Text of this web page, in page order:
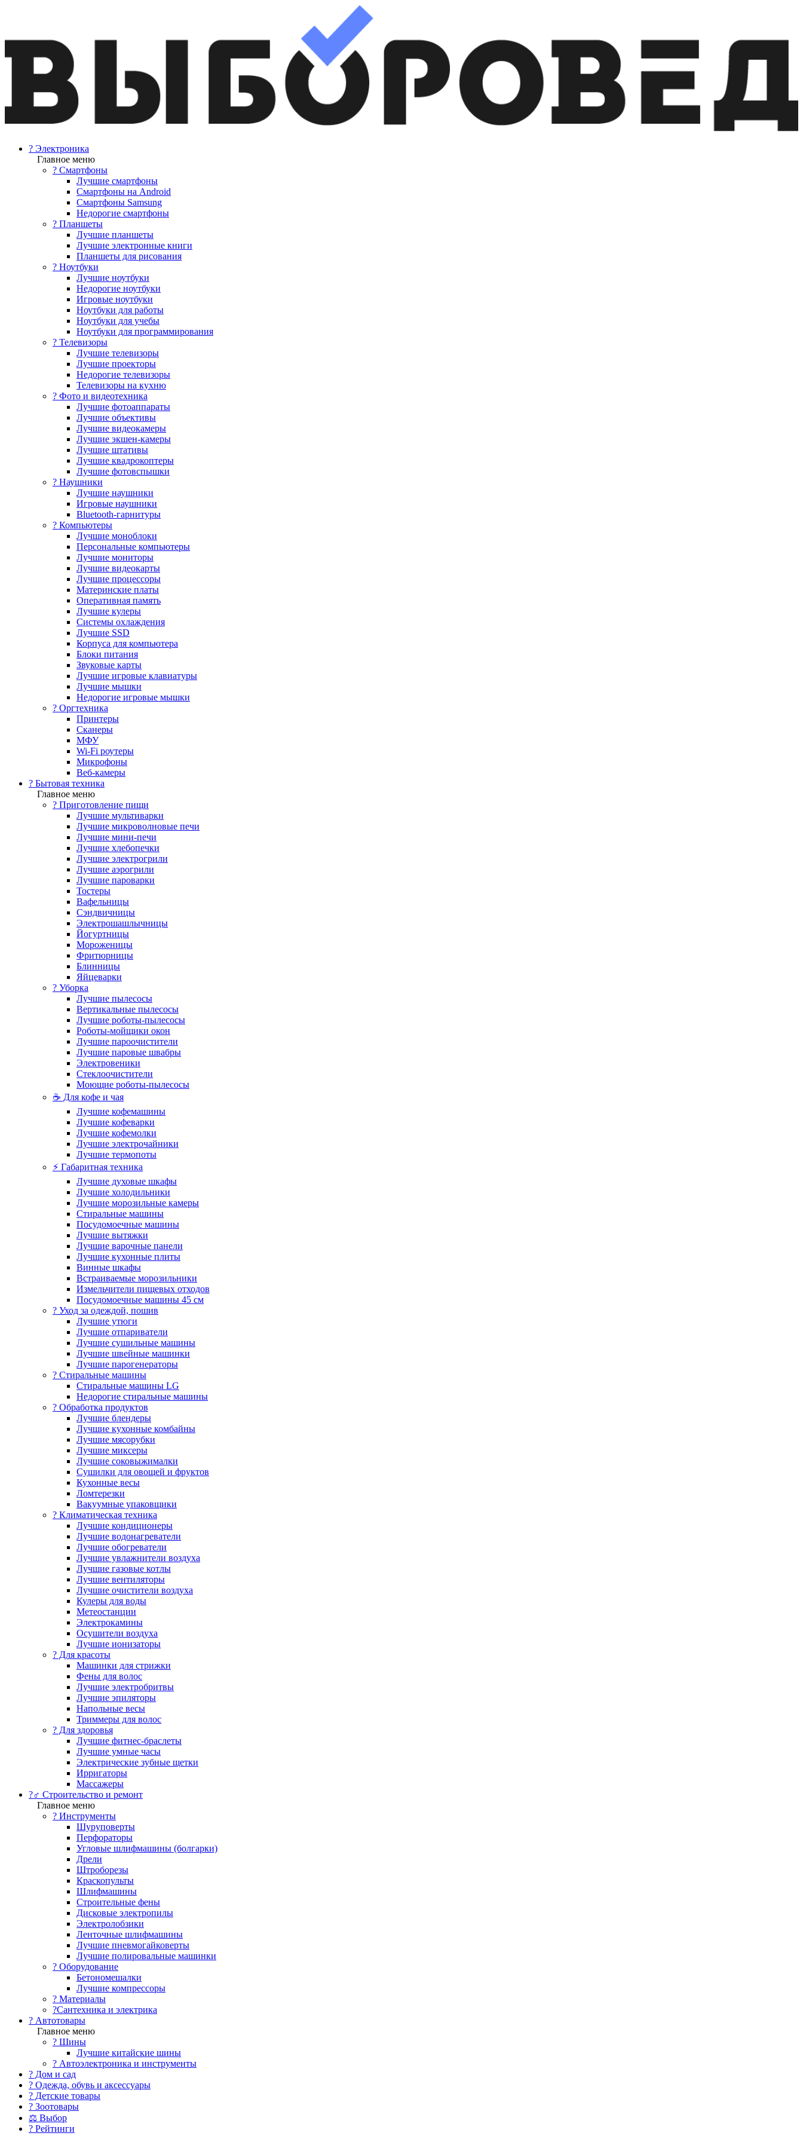
? Электроника
Главное меню
? Смартфоны
Лучшие смартфоны
Смартфоны на Android
Смартфоны Samsung
Недорогие смартфоны
? Планшеты
Лучшие планшеты
Лучшие электронные книги
Планшеты для рисования
? Ноутбуки
Лучшие ноутбуки
Недорогие ноутбуки
Игровые ноутбуки
Ноутбуки для работы
Ноутбуки для учебы
Ноутбуки для программирования
? Телевизоры
Лучшие телевизоры
Лучшие проекторы
Недорогие телевизоры
Телевизоры на кухню
? Фото и видеотехника
Лучшие фотоаппараты
Лучшие объективы
Лучшие видеокамеры
Лучшие экшен-камеры
Лучшие штативы
Лучшие квадрокоптеры
Лучшие фотовспышки
? Наушники
Лучшие наушники
Игровые наушники
Bluetooth-гарнитуры
?️ Компьютеры
Лучшие моноблоки
Персональные компьютеры
Лучшие мониторы
Лучшие видеокарты
Лучшие процессоры
Материнские платы
Оперативная память
Лучшие кулеры
Системы охлаждения
Лучшие SSD
Корпуса для компьютера
Блоки питания
Звуковые карты
Лучшие игровые клавиатуры
Лучшие мышки
Недорогие игровые мышки
?️ Оргтехника
Принтеры
Сканеры
МФУ
Wi-Fi роутеры
Микрофоны
Веб-камеры
? Бытовая техника
Главное меню
? Приготовление пищи
Лучшие мультиварки
Лучшие микроволновые печи
Лучшие мини-печи
Лучшие хлебопечки
Лучшие электрогрили
Лучшие аэрогрили
Лучшие пароварки
Тостеры
Вафельницы
Сэндвичницы
Электрошашлычницы
Йогуртницы
Мороженицы
Фритюрницы
Блинницы
Яйцеварки
? Уборка
Лучшие пылесосы
Вертикальные пылесосы
Лучшие роботы-пылесосы
Роботы-мойщики окон
Лучшие пароочистители
Лучшие паровые швабры
Электровеники
Стеклоочистители
Моющие роботы-пылесосы
☕ Для кофе и чая
Лучшие кофемашины
Лучшие кофеварки
Лучшие кофемолки
Лучшие электрочайники
Лучшие термопоты
⚡ Габаритная техника
Лучшие духовые шкафы
Лучшие холодильники
Лучшие морозильные камеры
Стиральные машины
Посудомоечные машины
Лучшие вытяжки
Лучшие варочные панели
Лучшие кухонные плиты
Винные шкафы
Встраиваемые морозильники
Измельчители пищевых отходов
Посудомоечные машины 45 см
? Уход за одеждой, пошив
Лучшие утюги
Лучшие отпариватели
Лучшие сушильные машины
Лучшие швейные машинки
Лучшие парогенераторы
? Стиральные машины
Стиральные машины LG
Недорогие стиральные машины
? Обработка продуктов
Лучшие блендеры
Лучшие кухонные комбайны
Лучшие мясорубки
Лучшие миксеры
Лучшие соковыжималки
Сушилки для овощей и фруктов
Кухонные весы
Ломтерезки
Вакуумные упаковщики
?️ Климатическая техника
Лучшие кондиционеры
Лучшие водонагреватели
Лучшие обогреватели
Лучшие увлажнители воздуха
Лучшие газовые котлы
Лучшие вентиляторы
Лучшие очистители воздуха
Кулеры для воды
Метеостанции
Электрокамины
Осушители воздуха
Лучшие ионизаторы
? Для красоты
Машинки для стрижки
Фены для волос
Лучшие электробритвы
Лучшие эпиляторы
Напольные весы
Триммеры для волос
? Для здоровья
Лучшие фитнес-браслеты
Лучшие умные часы
Электрические зубные щетки
Ирригаторы
Массажеры
?‍♂️ Строительство и ремонт
Главное меню
?️ Инструменты
Шуруповерты
Перфораторы
Угловые шлифмашины (болгарки)
Дрели
Штроборезы
Краскопульты
Шлифмашины
Строительные фены
Дисковые электропилы
Электролобзики
Ленточные шлифмашины
Лучшие пневмогайковерты
Лучшие полировальные машинки
?️ Оборудование
Бетономешалки
Лучшие компрессоры
? Материалы
?Сантехника и электрика
? Автотовары
Главное меню
? Шины
Лучшие китайские шины
? Автоэлектроника и инструменты
? Дом и сад
? Одежда, обувь и аксессуары
? Детские товары
? Зоотовары
⚖ Выбор
? Рейтинги